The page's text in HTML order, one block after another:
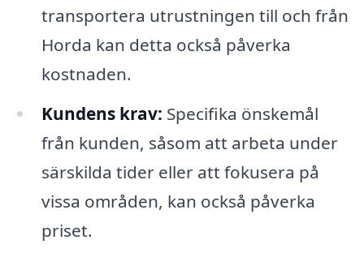
transportera utrustningen till och från
Horda kan detta också påverka
kostnaden.
Kundens krav: Specifika önskemål
från kunden, såsom att arbeta under
särskilda tider eller att fokusera på
vissa områden, kan också påverka
priset.